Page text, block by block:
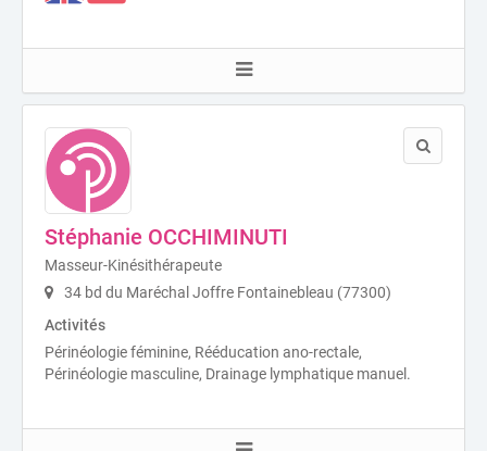
Stéphanie OCCHIMINUTI
Masseur-Kinésithérapeute
34 bd du Maréchal Joffre Fontainebleau (77300)
Activités
Périnéologie féminine, Rééducation ano-rectale,
Périnéologie masculine, Drainage lymphatique manuel.